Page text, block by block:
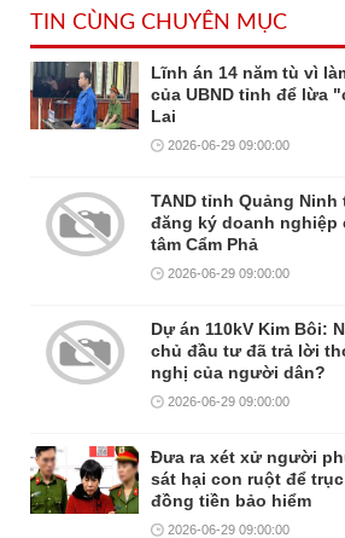
TIN CÙNG CHUYÊN MỤC
Lĩnh án 14 năm tù vì
của UBND tỉnh để lừa
Lai
2026-06-29 09:00:00
TAND tỉnh Quảng
đăng ký doanh nghiệp
tâm Cẩm Phả
2026-06-29 09:00:00
Dự án 110kV Kim Bôi:
chủ đầu tư đã trả lời
nghị của người dân?
2026-06-29 09:00:00
Đưa ra xét xử người
sát hại con ruột để
đồng tiền bảo hiểm
2026-06-29 09:00:00